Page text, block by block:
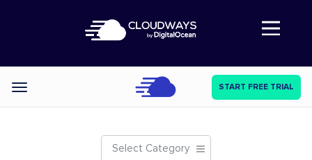
Abre a navegação
Categories START FREE TRIAL
Select Category